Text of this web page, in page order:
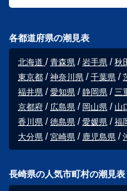
各都道府県の潮見表
北海道 青森県 岩手県 秋
東京都
神奈川県 千葉県
福井県
愛知県 静岡県 三
京都府
広島県 岡山県 山
香川県
徳島県 愛媛県 福
大分県
宮崎県 鹿児島県
長崎県の人気市町村の潮見表